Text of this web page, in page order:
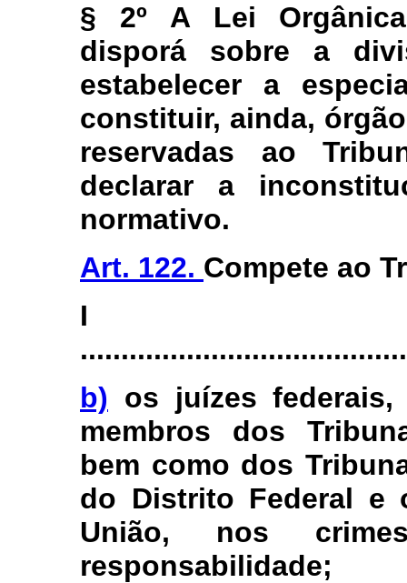
§ 2º A Lei
disporá sobre a
estabelecer a
constituir, ainda,
reservadas ao
declarar a
normativo.
Art. 122. Compete ao
I
b) os juízes
membros dos
bem como dos
do Distrito Federal e
União, nos
responsabilidade;